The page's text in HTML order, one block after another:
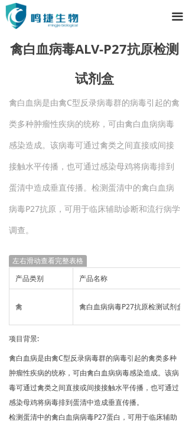
끀
左右滑动查看完整表格
产品类别
产品名称
禽 禽白血病病毒P27抗原检测试剂盒
项目背景:
禽白血病是由禽C型反录病毒群的病毒引起的禽类多种
肿瘤性疾病的统称，可由禽白血病病毒感染造成。该病
毒可通过禽类之间直接或间接接触水平传播，也可通过
感染母鸡将病毒排到蛋清中造成垂直传播。
检测蛋清中的禽白血病病毒P27蛋白，可用于临床辅助
禽白血病毒ALV-P27抗原检测
试剂盒
禽白血病是由禽C型反录病毒群的病毒引起的禽
类多种肿瘤性疾病的统称，可由禽白血病病毒
感染造成。该病毒可通过禽类之间直接或间接
接触水平传播，也可通过感染母鸡将病毒排到
蛋清中造成垂直传播。检测蛋清中的禽白血病
病毒P27抗原，可用于临床辅助诊断和流行病学
调查。